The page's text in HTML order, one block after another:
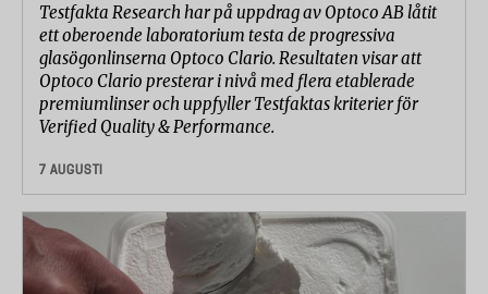
Testfakta Research har på uppdrag av Optoco AB låtit
ett oberoende laboratorium testa de progressiva
glasögonlinserna Optoco Clario. Resultaten visar att
Optoco Clario presterar i nivå med flera etablerade
premiumlinser och uppfyller Testfaktas kriterier för
Verified Quality & Performance.
7 AUGUSTI